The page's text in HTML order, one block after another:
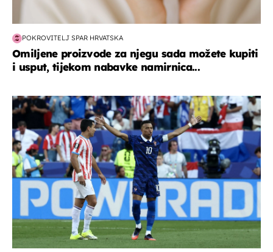
POKROVITELJ SPAR HRVATSKA
Omiljene proizvode za njegu sada možete kupiti
i usput, tijekom nabavke namirnica...
svjetsko prvenstvo 2026